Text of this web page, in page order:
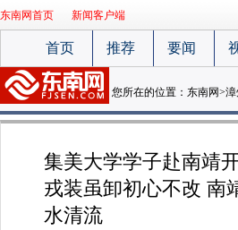
东南网首页 新闻客户端
首页 推荐 要闻
您所在的位置： 东南网>
集美大学学子赴南靖
戎装虽卸初心不改 南
水清流